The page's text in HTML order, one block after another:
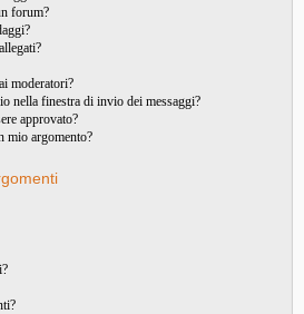
forum?
moderatori?
nella finestra di invio dei messaggi?
approvato?
mio argomento?